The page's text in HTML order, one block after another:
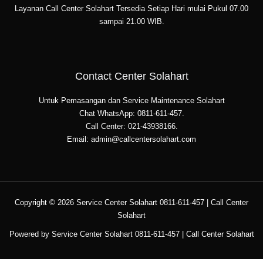
Layanan Call Center Solahart Tersedia Setiap Hari mulai Pukul 07.00
sampai 21.00 WIB.
Contact Center Solahart
Untuk Pemasangan dan Service Maintenance Solahart
Chat WhatsApp: 0811-611-457.
Call Center: 021-43938166.
Email: admin@callcentersolahart.com
Copyright © 2026 Service Center Solahart 0811-611-457 | Call Center
Solahart
Powered by Service Center Solahart 0811-611-457 | Call Center Solahart